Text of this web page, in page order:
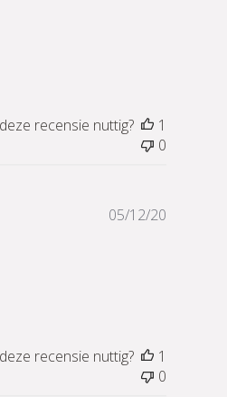
recensie nuttig?
1
0
05/12/20
recensie nuttig?
1
0